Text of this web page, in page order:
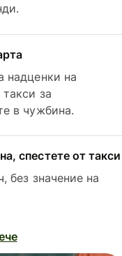
надценки на
за
в чужбина.
спестете от такси
без значение на